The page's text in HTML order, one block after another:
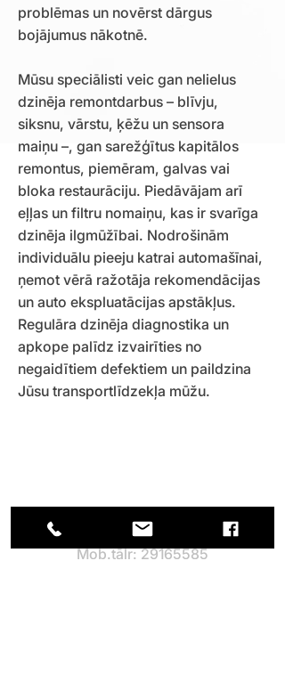
problēmas un novērst dārgus
bojājumus nākotnē.
Mūsu speciālisti veic gan nelielus
dzinēja remontdarbus – blīvju,
siksnu, vārstu, ķēžu un sensora
maiņu –, gan sarežģītus kapitālos
remontus, piemēram, galvas vai
bloka restaurāciju. Piedāvājam arī
eļļas un filtru nomaiņu, kas ir svarīga
dzinēja ilgmūžībai. Nodrošinām
individuālu pieeju katrai automašīnai,
ņemot vērā ražotāja rekomendācijas
un auto ekspluatācijas apstākļus.
Regulāra dzinēja diagnostika un
apkope palīdz izvairīties no
negaidītiem defektiem un paildzina
Jūsu transportlīdzekļa mūžu.
Spilves iela 11, Rīga,LV-1055
Mob.tālr:29165585